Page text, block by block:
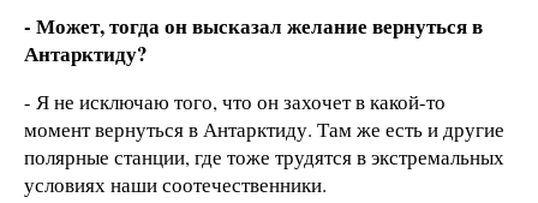
- Может, тогда он высказал желание вернуться в
Антарктиду?
- Я не исключаю того, что он захочет в какой-то
момент вернуться в Антарктиду. Там же есть и другие
полярные станции, где тоже трудятся в экстремальных
условиях наши соотечественники.